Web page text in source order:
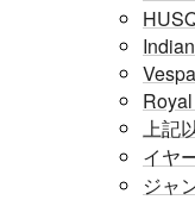
Indian
Vespa
上記
イヤ
ジャ